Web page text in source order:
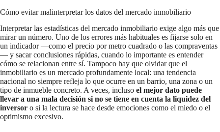
Cómo evitar malinterpretar los datos del mercado inmobiliario
Interpretar las estadísticas del mercado inmobiliario exige algo más que
mirar un número. Uno de los errores más habituales es fijarse solo en
un indicador —como el precio por metro cuadrado o las compraventas
— y sacar conclusiones rápidas, cuando lo importante es entender
cómo se relacionan entre sí. Tampoco hay que olvidar que el
inmobiliario es un mercado profundamente local: una tendencia
nacional no siempre refleja lo que ocurre en un barrio, una zona o un
tipo de inmueble concreto. A veces, incluso el mejor dato puede
llevar a una mala decisión si no se tiene en cuenta la liquidez del
inversor o si la lectura se hace desde emociones como el miedo o el
optimismo excesivo.